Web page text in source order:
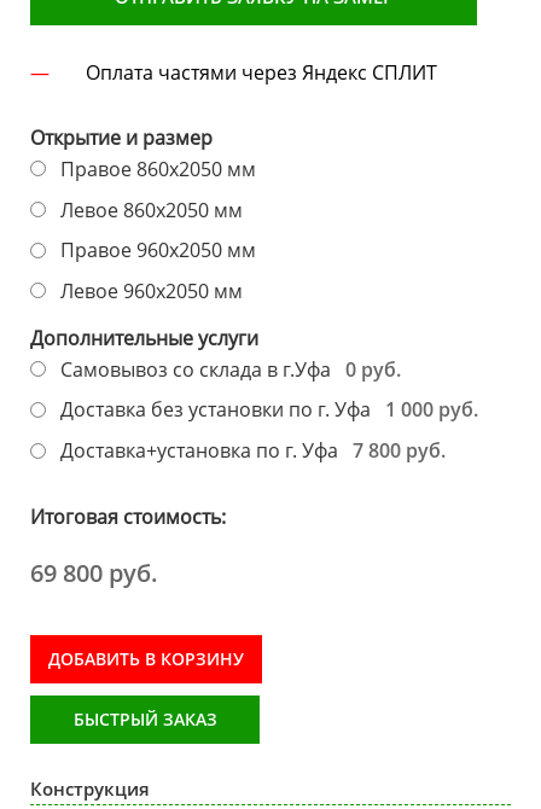
Оплата частями через Яндекс СПЛИТ
Открытие и размер
Правое 860х2050 мм
Левое 860х2050 мм
Правое 960х2050 мм
Левое 960х2050 мм
Дополнительные услуги
Самовывоз со склада в г.Уфа 0 руб.
Доставка без установки по г. Уфа
1 000 руб.
Доставка+установка по г. Уфа 7 800 руб.
Итоговая стоимость:
69 800 руб.
ДОБАВИТЬ В КОРЗИНУ
БЫСТРЫЙ ЗАКАЗ
Конструкция